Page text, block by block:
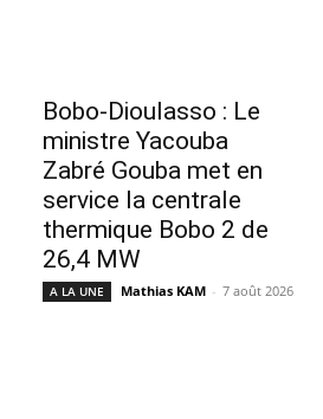
Bobo-Dioulasso : Le
ministre Yacouba
Zabré Gouba met en
service la centrale
thermique Bobo 2 de
26,4 MW
A LA UNE Mathias KAM - 7 août 2026